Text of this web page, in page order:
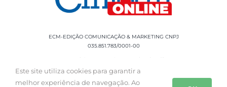
ECM-EDIÇÃO COMUNICAÇÃO & MARKETING CNPJ
035.851.783/0001-00
Rua Sílvio Cesar Leite, 90 Salgado Filho -
Aracaju, SE, CEP: 49020-060 Fone: +55 79
Este site utiliza cookies para garantir a
melhor experiência de navegação. Ao